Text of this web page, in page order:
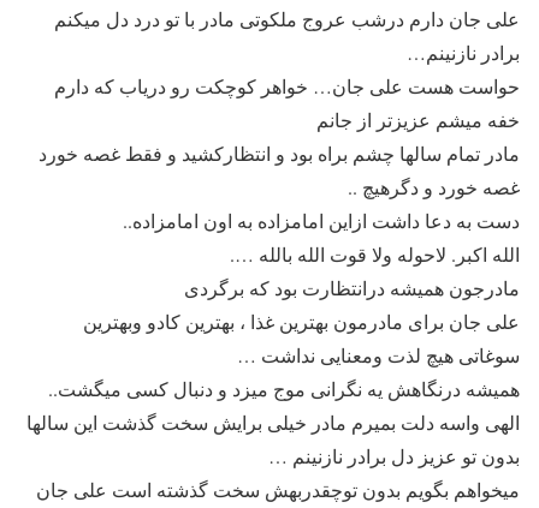
علی جان دارم درشب عروج ملکوتی مادر با تو درد دل میکنم
برادر نازنینم…
حواست هست علی جان… خواهر کوچکت رو دریاب که دارم
خفه میشم عزیزتر از جانم
مادر تمام سالها چشم براه بود و انتظارکشید و فقط غصه خورد
غصه خورد و دگرهیچ ..
دست به دعا داشت ازاین امامزاده به اون امامزاده..
الله اکبر. لاحوله ولا قوت الله بالله ….
مادرجون همیشه درانتظارت بود که برگردی
علی جان برای مادرمون بهترین غذا ، بهترین کادو وبهترین
سوغاتی هیچ لذت ومعنایی نداشت …
همیشه درنگاهش یه نگرانی موج میزد و دنبال کسی میگشت..
الهی واسه دلت بمیرم مادر خیلی برایش سخت گذشت این سالها
بدون تو عزیز دل برادر نازنینم …
میخواهم بگویم بدون توچقدربهش سخت گذشته است علی جان